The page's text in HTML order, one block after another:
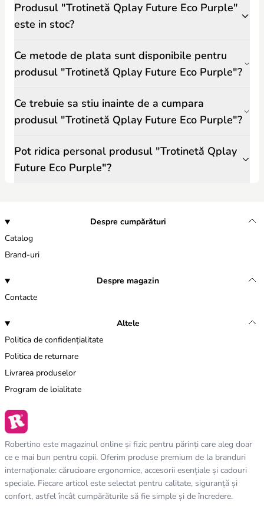
Produsul "Trotinetă Qplay Future Eco Purple"
este in stoc?
Ce metode de plata sunt disponibile pentru
produsul "Trotinetă Qplay Future Eco Purple"?
Ce trebuie sa stiu inainte de a cumpara
produsul "Trotinetă Qplay Future Eco Purple"?
Pot ridica personal produsul "Trotinetă Qplay
Future Eco Purple"?
Despre cumpărături
Catalog
Brand-uri
Despre magazin
Contacte
Altele
Politica de confidențialitate
Politica de returnare
Livrarea produselor
Program de loialitate
Robertino este magazinul online și fizic pentru părinți care aleg doar
ce e mai bun pentru copii. Oferim produse premium de la branduri
internaționale: cărucioare ergonomice, accesorii esențiale și cadouri
speciale. Fiecare articol este selectat pentru calitate, siguranță și
confort, astfel încât cumpărăturile să fie simple și de încredere.